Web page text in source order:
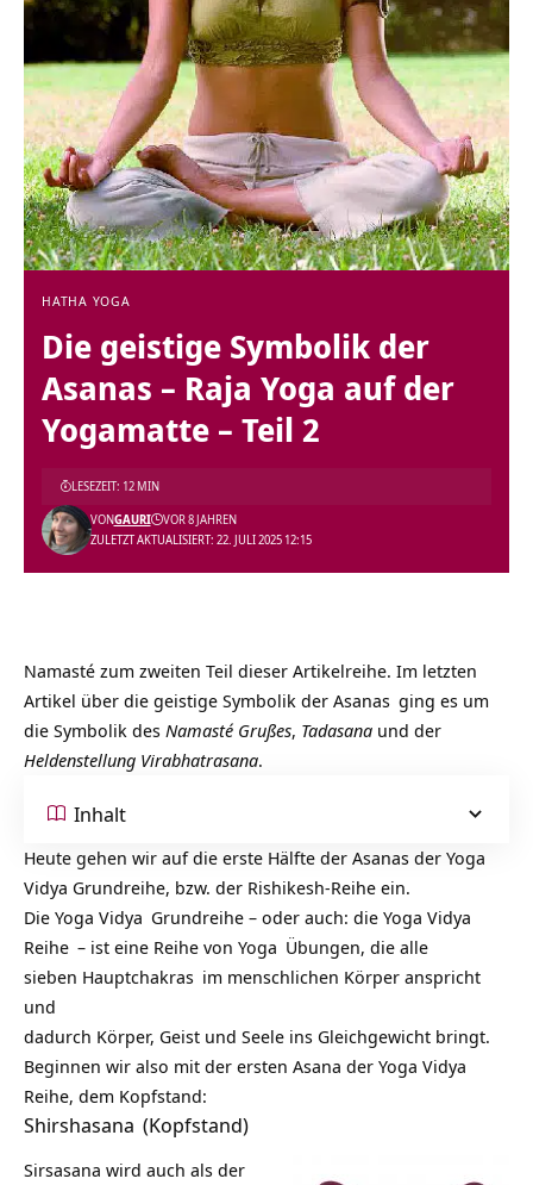
HATHA YOGA
Die geistige Symbolik der
Asanas – Raja Yoga auf der
Yogamatte – Teil 2
ZULETZT AKTUALISIERT: 22. JULI 2025 12:15
VONGAURI VOR 8 JAHREN
LESEZEIT: 12 MIN
Namasté zum zweiten Teil dieser Artikelreihe. Im letzten
Artikel über die geistige Symbolik der Asanas ging es um
die Symbolik des Namasté Grußes, Tadasana und der
Heldenstellung Virabhatrasana.
Inhalt
Heute gehen wir auf die erste Hälfte der Asanas der Yoga
Vidya Grundreihe, bzw. der Rishikesh-Reihe ein.
Die Yoga Vidya Grundreihe – oder auch: die Yoga Vidya
Reihe – ist eine Reihe von Yoga Übungen, die alle
sieben Hauptchakras im menschlichen Körper anspricht
und
dadurch Körper, Geist und Seele ins Gleichgewicht bringt.
Beginnen wir also mit der ersten Asana der Yoga Vidya
Reihe, dem Kopfstand:
Shirshasana (Kopfstand)
Sirsasana wird auch als der